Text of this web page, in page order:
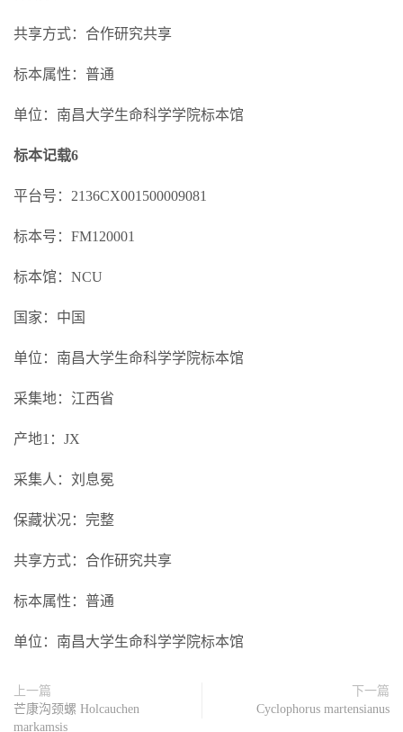
共享方式：合作研究共享
标本属性：普通
单位：南昌大学生命科学学院标本馆
标本记载6
平台号：2136CX001500009081
标本号：FM120001
标本馆：NCU
国家：中国
单位：南昌大学生命科学学院标本馆
采集地：江西省
产地1：JX
采集人：刘息冕
保藏状况：完整
共享方式：合作研究共享
标本属性：普通
单位：南昌大学生命科学学院标本馆
上一篇
芒康沟颈螺 Holcauchen
markamsis
下一篇
Cyclophorus martensianus